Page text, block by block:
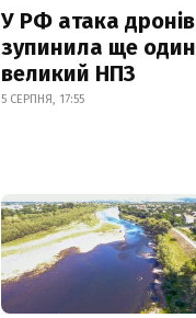
У РФ атака дронів
зупинила ще один
великий НПЗ
5 СЕРПНЯ, 17:55